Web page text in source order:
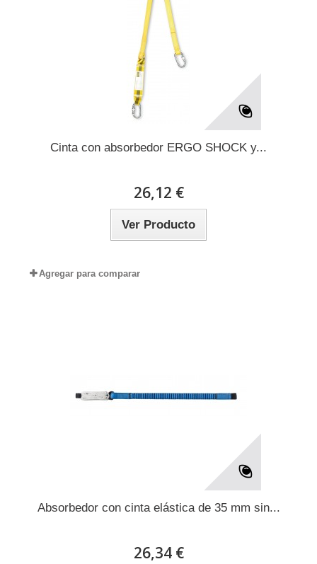
Cinta con absorbedor ERGO SHOCK y...
26,12 €
Ver Producto
Agregar para comparar
Absorbedor con cinta elástica de 35 mm sin...
26,34 €